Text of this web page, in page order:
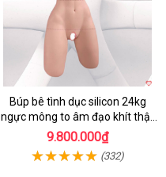
Búp bê tình dục silicon 24kg
ngực mông to âm đạo khít thật
giá tốt
9.800.000₫
(332)